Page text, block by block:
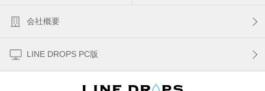
会社概要
LINE DROPS PC版